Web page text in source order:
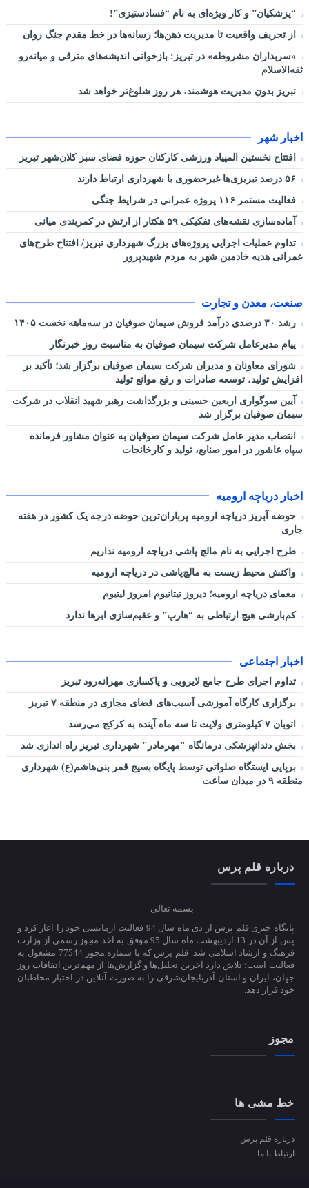
“پزشکیان” و کار ویژه‌ای به نام “فسادستیزی”!
از تحریف واقعیت تا مدیریت ذهن‌ها؛ رسانه‌ها در خط مقدم جنگ روان
«سربداران مشروطه» در تبریز: بازخوانی اندیشه‌های مترقی و میانه‌رو
ثقه‌الاسلام
تبریز بدون مدیریت هوشمند، هر روز شلوغ‌تر خواهد شد
اخبار شهر
افتتاح نخستین المپیاد ورزشی کارکنان حوزه فضای سبز کلان‌شهر تبریز
فعالیت مستمر ۱۱۶ پروژه عمرانی در شرایط جنگی
آماده‌سازی نقشه‌های تفکیکی ۵۹ هکتار از ارتش در کمربندی میانی
تداوم عملیات اجرایی پروژه‌های بزرگ شهرداری تبریز/ افتتاح طرح‌های
عمرانی هدیه خادمین شهر به مردم شهیدپرور
صنعت، معدن و تجارت
رشد ۳۰ درصدی درآمد فروش سیمان صوفیان در سه‌ماهه نخست ۱۴۰۵
پیام مدیرعامل شرکت سیمان صوفیان به مناسبت روز خبرنگار
شورای معاونان و مدیران شرکت سیمان صوفیان برگزار شد؛ تأکید بر
افزایش تولید، توسعه صادرات و رفع موانع تولید
آیین سوگواری اربعین حسینی و بزرگداشت رهبر شهید انقلاب در شرکت
سیمان صوفیان برگزار شد
انتصاب مدیر عامل شرکت سیمان صوفیان به عنوان مشاور فرمانده
سپاه عاشور در امور صنایع، تولید و کارخانجات
اخبار دریاچه ارومیه
حوضه آبریز دریاچه ارومیه پرباران‌ترین حوضه‌ درجه یک کشور در هفته
جاری
طرح اجرایی به نام مالچ پاشی دریاچه ارومیه نداریم
واکنش محیط زیست به مالچ‌پاشی در دریاچه ارومیه
معمای دریاچه ارومیه؛ دیروز تیتانیوم امروز لیتیوم
کم‌بارشی هیچ ارتباطی به “هارپ” و عقیم‌سازی ابرها ندارد
اخبار اجتماعی
تداوم اجرای طرح جامع لایروبی و پاکسازی مهرانه‌رود تبریز
برگزاری کارگاه آموزشی آسیب‌های فضای مجازی در منطقه ۷ تبریز
اتوبان ۷ کیلومتری ولایت تا سه ماه آینده به کرکج می‌رسد
بخش دندانپزشکی درمانگاه "مهرمادر" شهرداری تبریز راه اندازی شد
برپایی ایستگاه صلواتی توسط پایگاه بسیج قمر بنی‌هاشم(ع) شهرداری
منطقه ۹ در میدان ساعت
درباره قلم پرس
بسمه تعالی
پایگاه خبری قلم پرس از دی ماه سال 94 فعالیت آزمایشی خود را آغاز کرد و
پس از آن در 13 اردیبهشت ماه سال 95 موفق به اخذ مجوز رسمی از وزارت
فرهنگ و ارشاد اسلامی شد. قلم پرس که با شماره مجوز 77544 مشغول به
فعالیت است؛ تلاش دارد آخرین تحلیل‌ها و گزارش‌ها از مهم‌ترین اتفاقات روز
جهان، ایران و استان آذربایجان‌شرقی را به صورت آنلاین در اختیار مخاطبان
خود قرار دهد.
مجوز
خط مشی ها
درباره قلم پرس
ارتباط با ما